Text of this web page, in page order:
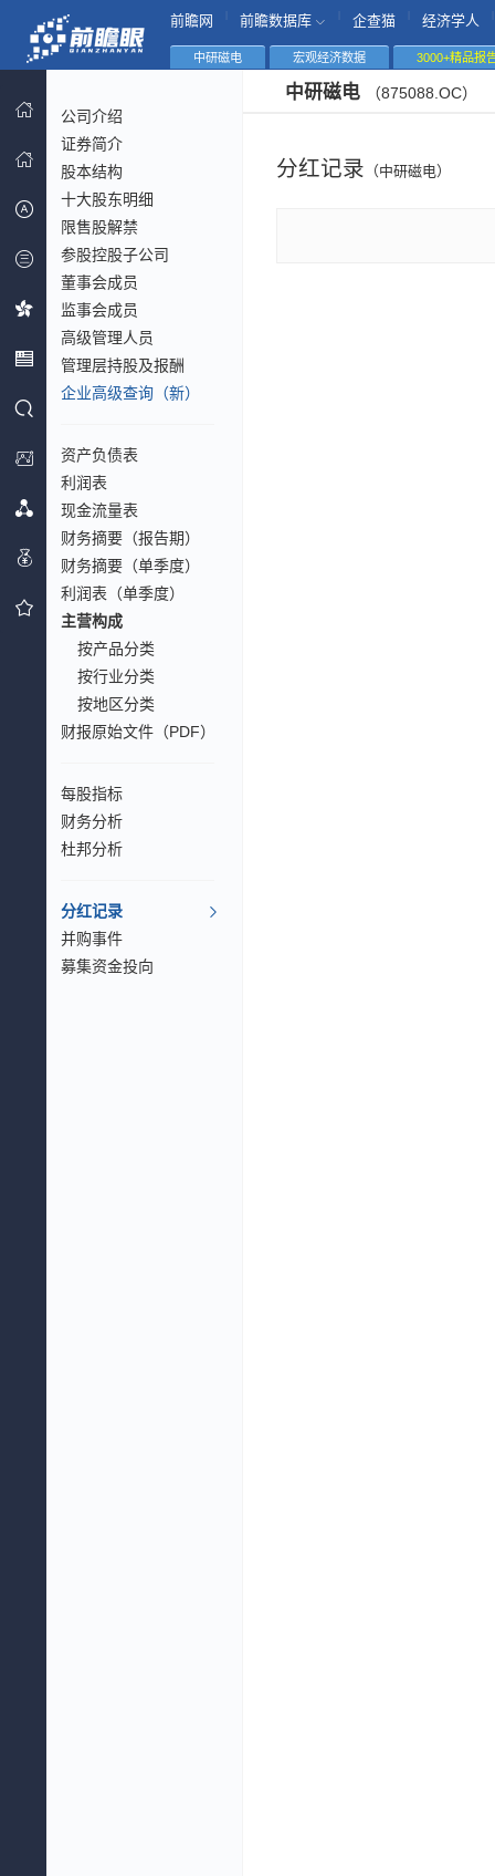
前瞻网 前瞻数据库 企查猫 经济学人
中研磁电 宏观经济数据 3000+精品报
公司介绍
证券简介
股本结构
十大股东明细
限售股解禁
参股控股子公司
董事会成员
监事会成员
高级管理人员
管理层持股及报酬
企业高级查询（新）
资产负债表
利润表
现金流量表
财务摘要（报告期）
财务摘要（单季度）
利润表（单季度）
主营构成
按产品分类
按行业分类
按地区分类
财报原始文件（PDF）
每股指标
财务分析
杜邦分析
分红记录
并购事件
募集资金投向
中研磁电 （875088.OC）
分红记录 （中研磁电）